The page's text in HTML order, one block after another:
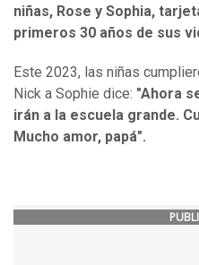
niñas, Rose y Sophia,
primeros 30 años de sus
Este 2023, las niñas
Nick a Sophie dice: "Ahora
irán a la escuela grande.
Mucho amor, papá".